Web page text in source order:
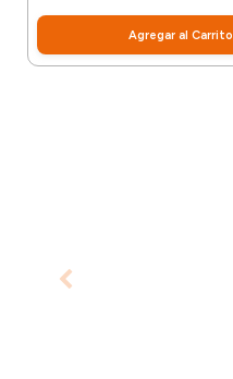
Agregar al Carrito